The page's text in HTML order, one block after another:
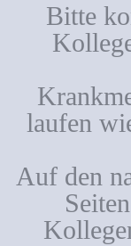
Bitte
laufen
Auf den